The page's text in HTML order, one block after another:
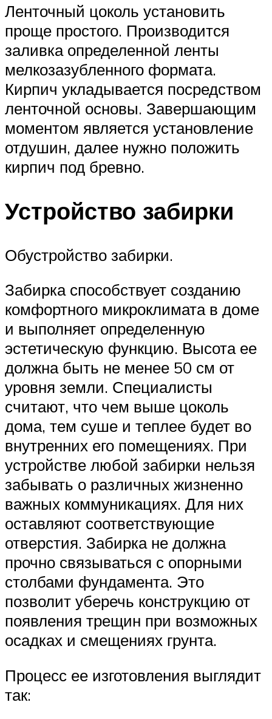
Ленточный цоколь установить
проще простого. Производится
заливка определенной ленты
мелкозазубленного формата.
Кирпич укладывается посредством
ленточной основы. Завершающим
моментом является установление
отдушин, далее нужно положить
кирпич под бревно.
Устройство забирки
Обустройство забирки.
Забирка способствует созданию
комфортного микроклимата в доме
и выполняет определенную
эстетическую функцию. Высота ее
должна быть не менее 50 см от
уровня земли. Специалисты
считают, что чем выше цоколь
дома, тем суше и теплее будет во
внутренних его помещениях. При
устройстве любой забирки нельзя
забывать о различных жизненно
важных коммуникациях. Для них
оставляют соответствующие
отверстия. Забирка не должна
прочно связываться с опорными
столбами фундамента. Это
позволит уберечь конструкцию от
появления трещин при возможных
осадках и смещениях грунта.
Процесс ее изготовления выглядит
так: